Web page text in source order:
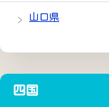
山口県
四国